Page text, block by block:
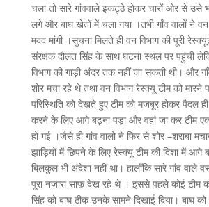
चला तो सारे गांववाले इकट्ठे होकर चारों ओर से उसे
लगे और बाघ खेतों में चला गया ।तभी गाँव वालों ने
मदद मांगी ।सुचना मिलते ही वन विभाग की पूरी
संरक्षक दौलत सिंह के साथ घटना स्थल पर पहुंची
विभाग की गाड़ी अंदर तक नहीं जा सकती थी। और
शोर मचा रहे थे तथा वन विभाग रेस्क्यू टीम को मारने
परिस्थिति को देखते हुए टीम को मजबूर होकर पैदल
करने के लिए आगे बढ़ना पड़ा और वहां जा कर टीम
हो गई ।जैसे ही गांव वालो ने फिर से शोर –शराबा
झाड़ियों में छिपने के लिए रेस्क्यू टीम की दिशा में आगे
बिलकुल भी अंदेशा नहीं था। हालाँकि सारे गांव वाले
पूरा नज़ारा साफ़ देख रहे थे । इससे पहले कोई टीम
सिंह को बाघ ठीक उनके सामने दिखाई दिया। बाघ